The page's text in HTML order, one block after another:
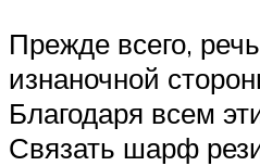
Прежде всего,
изнаночной
Благодаря всем
Связать шарф